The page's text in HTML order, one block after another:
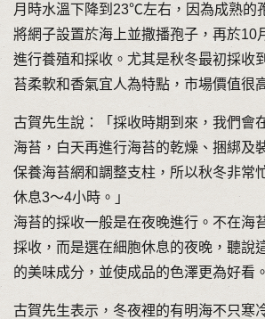
月時水溫下降到23℃左右，因為成熟的
將網子設置於海上並撒播孢子，再於10
進行養殖和採收。尤其是秋冬最初採收
苔柔軟和香氣宜人為特點，市場價值很
古賀先生說：「採收時期到來，我們會
海苔，白天再進行海苔的乾燥、捆綁及
保養海苔網和調整支柱，所以秋冬非常
休息3〜4小時。」
海苔的採收一般是在夜晚進行。不在海
採收，而是選在細胞休息的夜晚，聽說
的美味成分，並使成品的色澤更為好看。
古賀先生表示，冬夜裡的有明海不只寒